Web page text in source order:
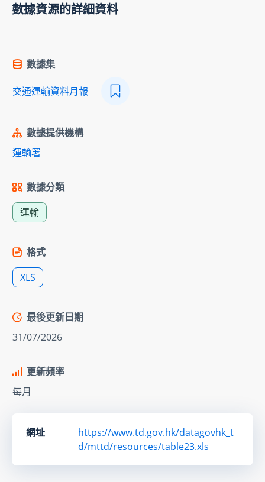
數據資源的詳細資料
數據集
交通運輸資料月報
數據提供機構
運輸署
數據分類
運輸
格式
XLS
最後更新日期
31/07/2026
更新頻率
每月
網址
https://www.td.gov.hk/datagovhk_t
d/mttd/resources/table23.xls